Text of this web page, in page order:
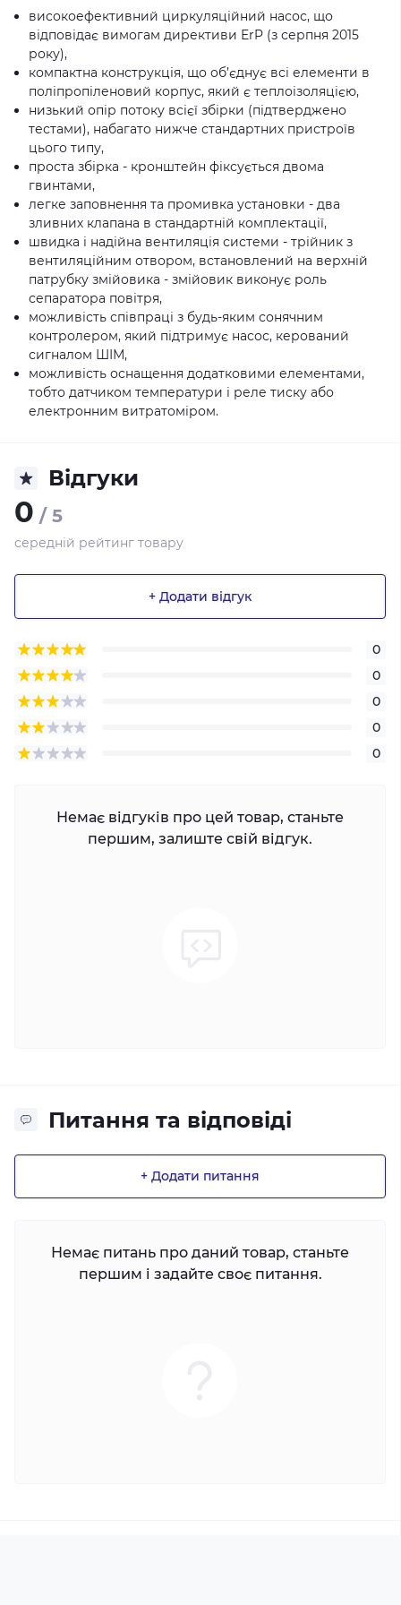
високоефективний циркуляційний насос, що
відповідає вимогам директиви ErP (з серпня 2015
року),
компактна конструкція, що об’єднує всі елементи в
поліпропіленовий корпус, який є теплоізоляцією,
низький опір потоку всієї збірки (підтверджено
тестами), набагато нижче стандартних пристроїв
цього типу,
проста збірка - кронштейн фіксується двома
гвинтами,
легке заповнення та промивка установки - два
зливних клапана в стандартній комплектації,
швидка і надійна вентиляція системи - трійник з
вентиляційним отвором, встановлений на верхній
патрубку змійовика - змійовик виконує роль
сепаратора повітря,
можливість співпраці з будь-яким сонячним
контролером, який підтримує насос, керований
сигналом ШІМ,
можливість оснащення додатковими елементами,
тобто датчиком температури і реле тиску або
електронним витратоміром.
Відгуки
0 / 5
середній рейтинг товару
+ Додати відгук
0
0
0
0
0
Немає відгуків про цей товар, станьте
першим, залиште свій відгук.
Питання та відповіді
+ Додати питання
Немає питань про даний товар, станьте
першим і задайте своє питання.